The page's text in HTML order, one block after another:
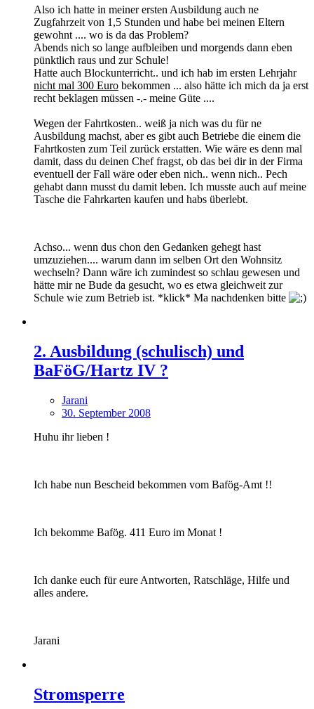
Also ich hatte in meiner ersten Ausbildung auch ne
Zugfahrzeit von 1,5 Stunden und habe bei meinen Eltern
gewohnt .... wo is da das Problem?
Abends nich so lange aufbleiben und morgends dann eben
pünktlich raus und zur Schule!
Hatte auch Blockunterricht.. und ich hab im ersten Lehrjahr
nicht mal 300 Euro bekommen ... also hätte ich mich da ja erst
recht beklagen müssen -.- meine Güte ....
Wegen der Fahrtkosten.. weiß ja nich was du für ne
Ausbildung machst, aber es gibt auch Betriebe die einem die
Fahrtkosten zum Teil zurück erstatten. Wie wäre es denn mal
damit, dass du deinen Chef fragst, ob das bei dir in der Firma
eventuell der Fall wäre oder eben nich.. wenn nich.. Pech
gehabt dann musst du damit leben. Ich musste auch auf meine
Tasche die Fahrkarten kaufen und habs überlebt.
Achso... wenn dus chon den Gedanken gehegt hast
umzuziehen.... warum dann im selben Ort den Wohnsitz
wechseln? Dann wäre ich zumindest so schlau gewesen und
hätte mir ne Bude da gesucht, wo es etwa gleichweit zur
Schule wie zum Betrieb ist. *klick* Ma nachdenken bitte
2. Ausbildung (schulisch) und
BaFöG/Hartz IV ?
Jarani
30. September 2008
Huhu ihr lieben !
Ich habe nun Bescheid bekommen vom Bafög-Amt !!
Ich bekomme Bafög. 411 Euro im Monat !
Ich danke euch für eure Antworten, Ratschläge, Hilfe und
alles andere.
Jarani
Stromsperre